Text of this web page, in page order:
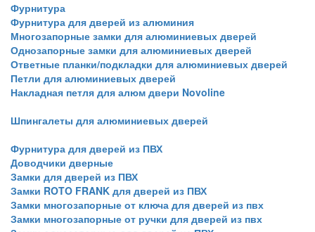
Фурнитура
Фурнитура для дверей из алюминия
Многозапорные замки для алюминиевых дверей
Однозапорные замки для алюминиевых дверей
Ответные планки/подкладки для алюминиевых дверей
Петли для алюминиевых дверей
Накладная петля для алюм двери Novoline
Шпингалеты для алюминиевых дверей
Фурнитура для дверей из ПВХ
Доводчики дверные
Замки для дверей из ПВХ
Замки ROTO FRANK для дверей из ПВХ
Замки многозапорные от ключа для дверей из пвх
Замки многозапорные от ручки для дверей из пвх